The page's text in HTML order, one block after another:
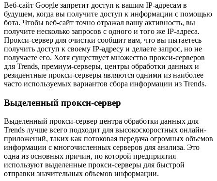
Веб-сайт Google запретит доступ к вашим IP-адресам в
будущем, когда вы получите доступ к информации с помощью
бота. Чтобы веб-сайт точно отражал вашу активность, вы
получите несколько запросов с одного и того же IP-адреса.
Прокси-сервер для очистки сообщит вам, что вы пытаетесь
получить доступ к своему IP-адресу и делаете запрос, но не
получаете его. Хотя существует множество прокси-серверов
для Trends, премиум-серверы, центры обработки данных и
резидентные прокси-серверы являются одними из наиболее
часто используемых вариантов сбора информации из Trends.
Выделенный прокси-сервер
Выделенный прокси-сервер центра обработки данных для
Trends лучше всего подходит для высокоскоростных онлайн-
приложений, таких как потоковая передача огромных объемов
информации с многочисленных серверов для анализа. Это
одна из основных причин, по которой предприятия
используют выделенные прокси-серверы для быстрой
отправки значительных объемов информации.